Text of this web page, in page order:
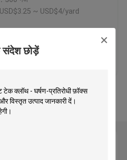
छोड़ें
~ USD$4/yard
और देखो